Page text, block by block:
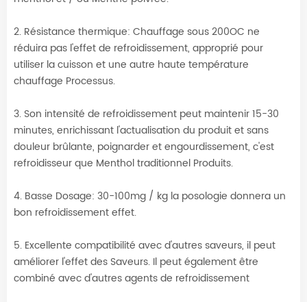
2. Résistance thermique: Chauffage sous 200OC ne
réduira pas l'effet de refroidissement, approprié pour
utiliser la cuisson et une autre haute température
chauffage Processus.
3. Son intensité de refroidissement peut maintenir 15-30
minutes, enrichissant l'actualisation du produit et sans
douleur brûlante, poignarder et engourdissement, c'est
refroidisseur que Menthol traditionnel Produits.
4. Basse Dosage: 30-100mg / kg la posologie donnera un
bon refroidissement effet.
5. Excellente compatibilité avec d'autres saveurs, il peut
améliorer l'effet des Saveurs. Il peut également être
combiné avec d'autres agents de refroidissement